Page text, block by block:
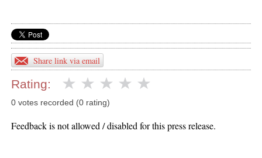
Share link via email
Rating:
0 votes recorded (0 rating)
Feedback is not allowed / disabled for this press release.